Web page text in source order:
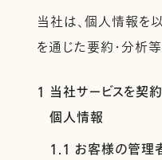
当社は、個人情報を
を通じた要約・分析
1 当社サービスを契
個人情報
1.1 お客様の管理